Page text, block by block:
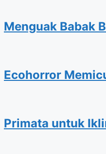
Menguak Babak
Ecohorror
Primata untuk